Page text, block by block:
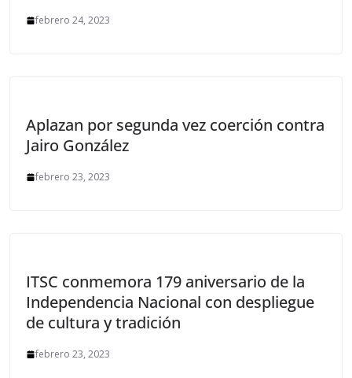
febrero 24, 2023
Aplazan por segunda vez coerción contra
Jairo González
febrero 23, 2023
ITSC conmemora 179 aniversario de la
Independencia Nacional con despliegue
de cultura y tradición
febrero 23, 2023